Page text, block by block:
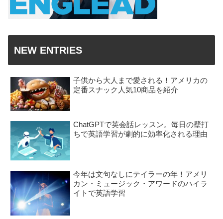
NEW ENTRIES
子供から大人まで愛される！アメリカの
定番スナック人気10商品を紹介
ChatGPTで英会話レッスン。毎日の壁打
ちで英語学習が劇的に効率化される理由
今年は文句なしにテイラーの年！アメリ
カン・ミュージック・アワードのハイラ
イトで英語学習